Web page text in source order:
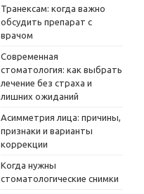
Транексам: когда важно
обсудить препарат с
врачом
Современная
стоматология: как выбрать
лечение без страха и
лишних ожиданий
Асимметрия лица: причины,
признаки и варианты
коррекции
Когда нужны
стоматологические снимки